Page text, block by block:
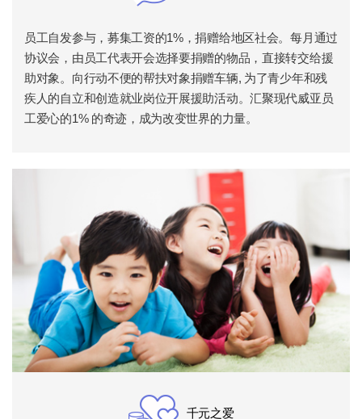
员工自发参与，募集工资的1%，捐赠给地区社会。每月通过
协议会，由员工代表开会选择要捐赠的物品，直接转交给援
助对象。向行动不便的帮扶对象捐赠车辆, 为了青少年和残
疾人的自立和创造就业岗位开展援助活动。汇聚现代威亚员
工爱心的1% 的奇迹，成为改变世界的力量。
千元之爱